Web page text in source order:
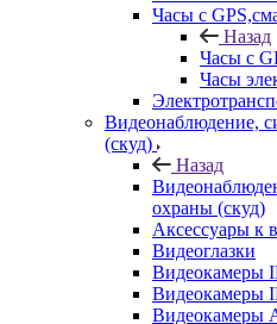
Часы с
Назад
Часы с
Часы
Видеонаблюдение,
(скуд)
Назад
охраны (скуд)
Аксессуары к
Видеоглазки
Видеокамеры
Видеокамеры
Видеокамеры